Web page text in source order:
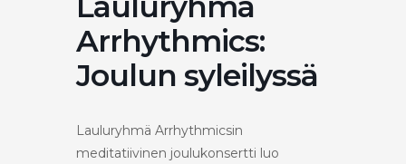
Arrhythmics:
Joulun syleilyssä
Lauluryhmä Arrhythmicsin
meditatiivinen joulukonsertti luo